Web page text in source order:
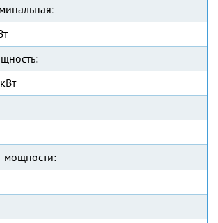
мощности: